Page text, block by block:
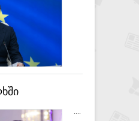
ბოლოს
ტენდერში
- კახა
აქვთ და
....